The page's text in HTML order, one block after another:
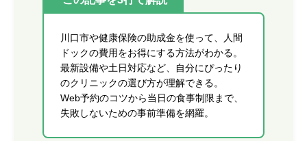
川口市や健康保険の助成金を使って、人間
ドックの費用をお得にする方法がわかる。
最新設備や土日対応など、自分にぴったり
のクリニックの選び方が理解できる。
Web予約のコツから当日の食事制限まで、
失敗しないための事前準備を網羅。